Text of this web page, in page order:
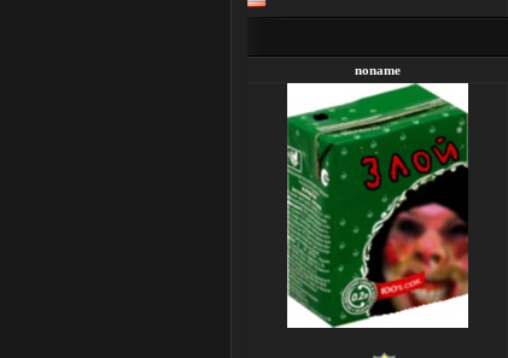
noname